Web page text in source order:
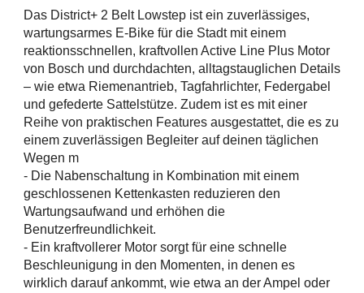
Das District+ 2 Belt Lowstep ist ein zuverlässiges,
wartungsarmes E-Bike für die Stadt mit einem
reaktionsschnellen, kraftvollen Active Line Plus Motor
von Bosch und durchdachten, alltagstauglichen Details
– wie etwa Riemenantrieb, Tagfahrlichter, Federgabel
und gefederte Sattelstütze. Zudem ist es mit einer
Reihe von praktischen Features ausgestattet, die es zu
einem zuverlässigen Begleiter auf deinen täglichen
Wegen m
- Die Nabenschaltung in Kombination mit einem
geschlossenen Kettenkasten reduzieren den
Wartungsaufwand und erhöhen die
Benutzerfreundlichkeit.
- Ein kraftvollerer Motor sorgt für eine schnelle
Beschleunigung in den Momenten, in denen es
wirklich darauf ankommt, wie etwa an der Ampel oder